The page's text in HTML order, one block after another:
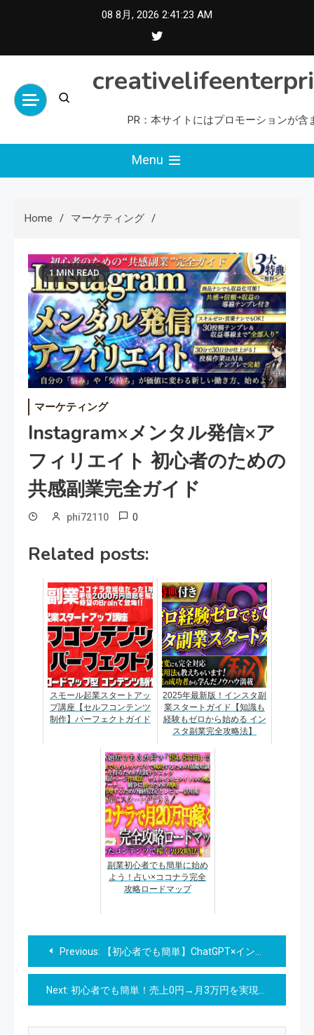
08 8月, 2026 2:41:24 AM
PR：本サイトにはプロモーションが含
Menu
Home マーケティング
1 MIN READ
マーケティング
Instagram×メンタル発信×ア
フィリエイト 初心者のための
共感副業完全ガイド
phi72110 0
Related posts:
スモール起業スタートアッ
プ講座【セルフコンテンツ
制作】パーフェクトガイド
2025年最新版！インスタ副
業スタートガイド【知識も
経験もゼロから始める イン
スタ副業完全攻略法】
副業初心者でも簡単に始め
よう！占い×ココナラ完全
攻略ロードマップ
投
稿
ナ
Previous: 【初心者でも簡単】ChatGPT×インスタリール 完全マニュアル
Next: 初心者でも簡単！売上0円→月3万円を実現するnote収益化ガイドブック